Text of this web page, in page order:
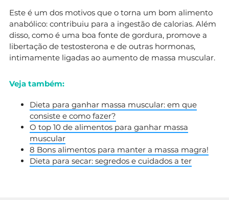
Este é um dos motivos que o torna um bom alimento
anabólico: contribuiu para a ingestão de calorias. Além
disso, como é uma boa fonte de gordura, promove a
libertação de testosterona e de outras hormonas,
intimamente ligadas ao aumento de massa muscular.
Veja também:
Dieta para ganhar massa muscular: em que
consiste e como fazer?
O top 10 de alimentos para ganhar massa
muscular
8 Bons alimentos para manter a massa magra!
Dieta para secar: segredos e cuidados a ter